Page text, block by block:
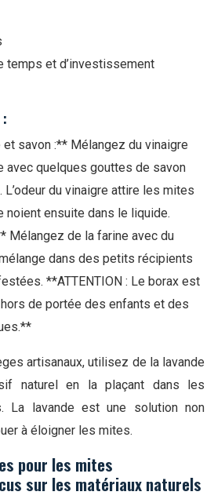
temps et d’investissement
savon :** Mélangez du vinaigre
avec quelques gouttes de savon
L’odeur du vinaigre attire les mites
noient ensuite dans le liquide.
Mélangez de la farine avec du
dans des petits récipients
**ATTENTION : Le borax est
de portée des enfants et des
artisanaux, utilisez de la lavande
naturel en la plaçant dans les
La lavande est une solution non
à éloigner les mites.
pour les mites
sur les matériaux naturels